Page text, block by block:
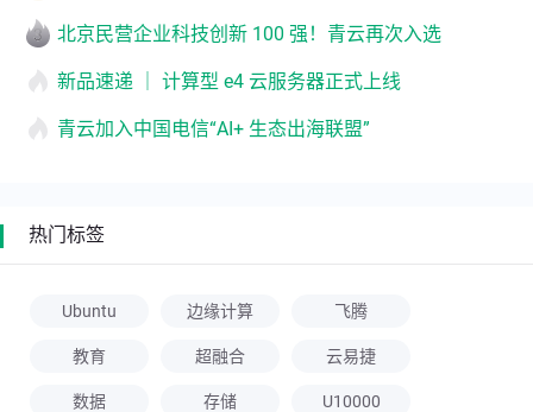
北京民营企业科技创新 100 强！青云再次入选
新品速递 ｜ 计算型 e4 云服务器正式上线
青云加入中国电信“AI+ 生态出海联盟”
热门标签
Ubuntu 边缘计算 飞腾
教育 超融合 云易捷
数据 存储 U10000